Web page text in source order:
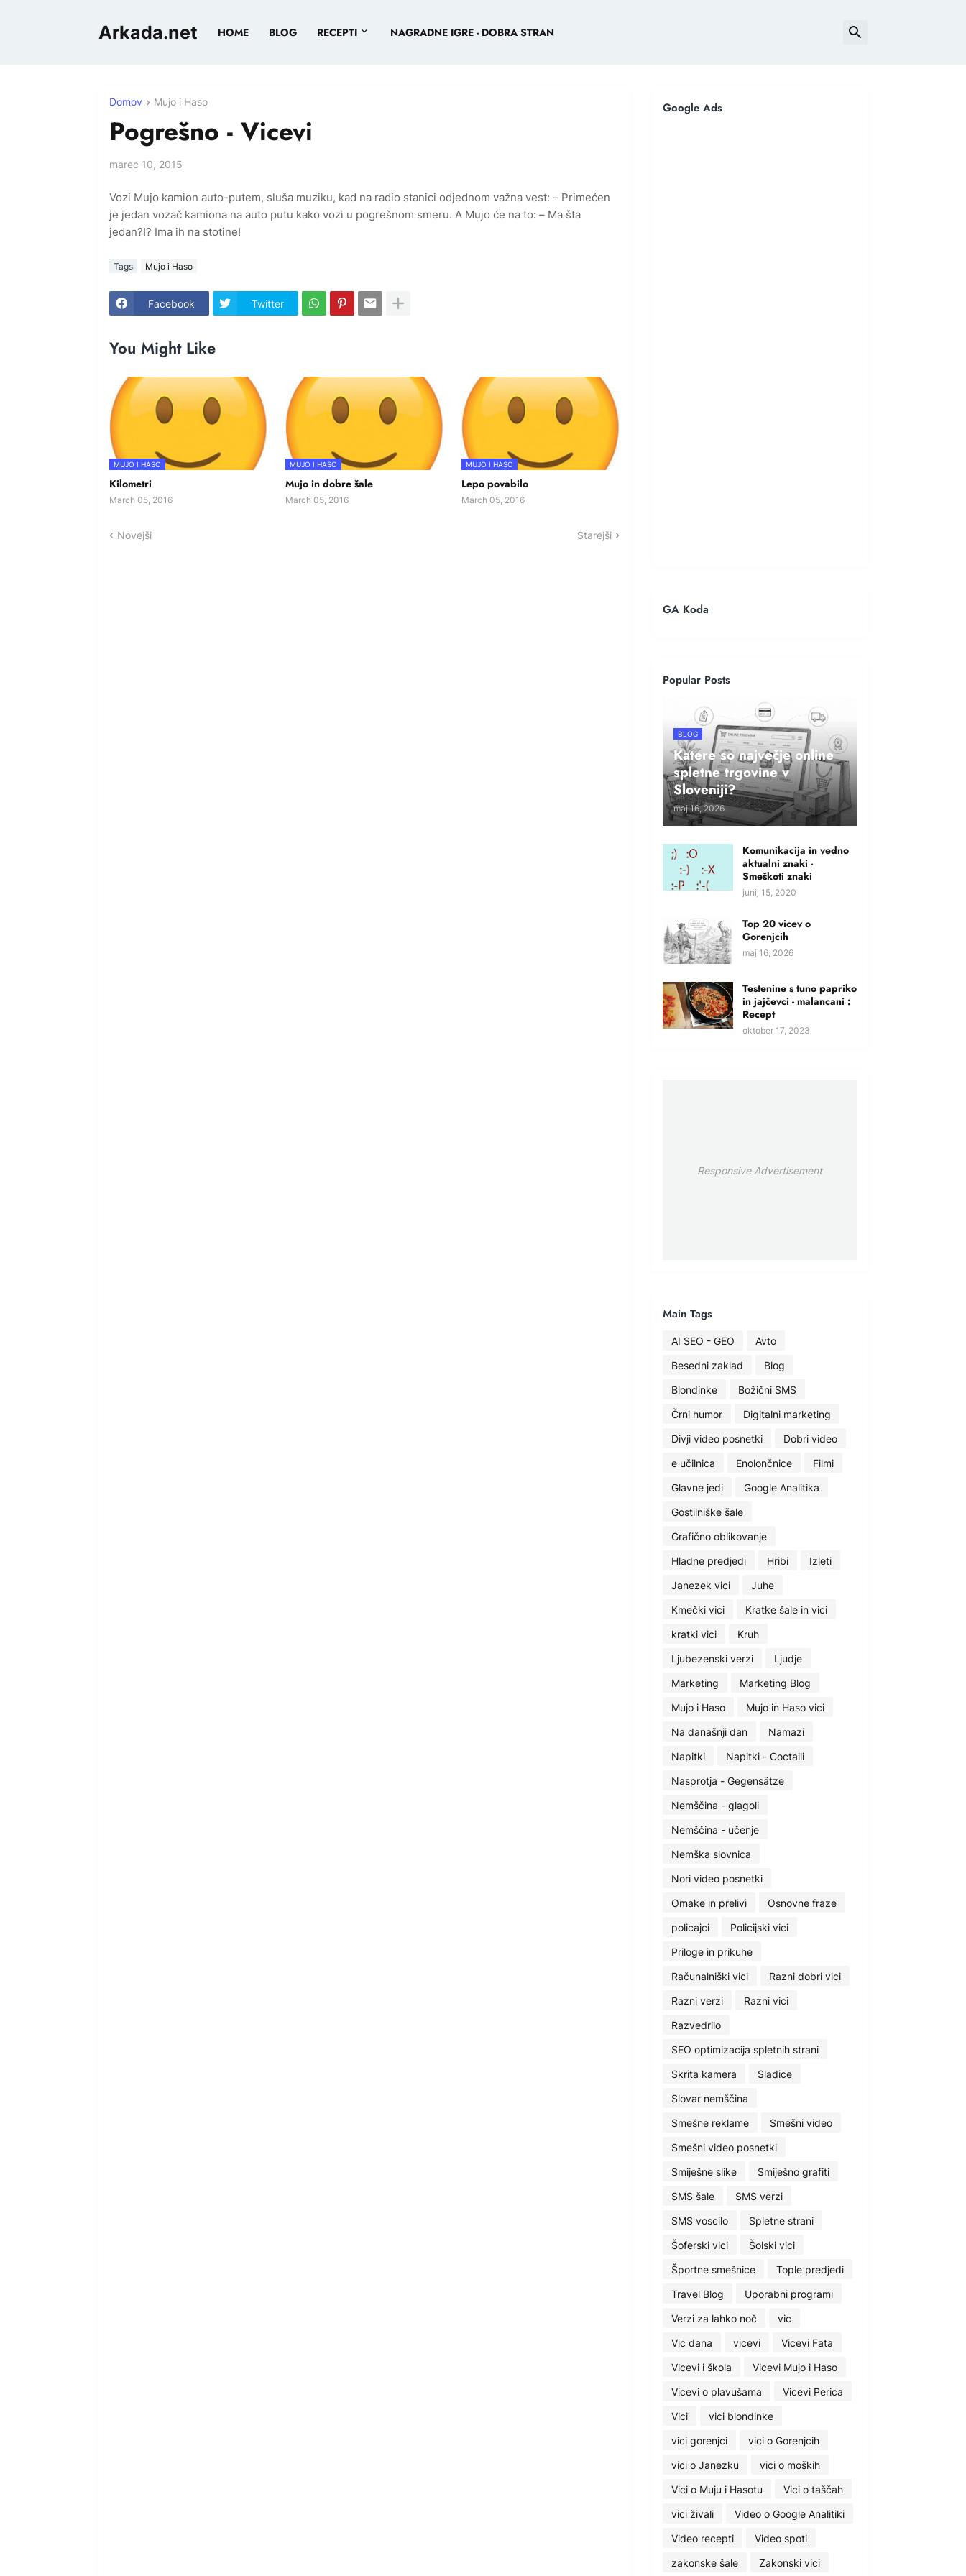
Arkada.net HOME BLOG RECEPTI NAGRADNE IGRE - DOBRA STRAN
Domov Mujo i Haso
Pogrešno - Vicevi
marec 10, 2015
Vozi Mujo kamion auto-putem, sluša muziku, kad na radio stanici odjednom važna vest: – Primećen
je jedan vozač kamiona na auto putu kako vozi u pogrešnom smeru. A Mujo će na to: – Ma šta
jedan?!? Ima ih na stotine!
Tags Mujo i Haso
Facebook Twitter
You Might Like
MUJO I HASO
Kilometri
March 05, 2016
MUJO I HASO
Mujo in dobre šale
March 05, 2016
MUJO I HASO
Lepo povabilo
March 05, 2016
Novejši Starejši
Google Ads
GA Koda
Popular Posts
BLOG
Katere so največje online
spletne trgovine v
Sloveniji?
maj 16, 2026
Komunikacija in vedno
aktualni znaki -
Smeškoti znaki
junij 15, 2020
Top 20 vicev o
Gorenjcih
maj 16, 2026
Testenine s tuno papriko
in jajčevci - malancani :
Recept
oktober 17, 2023
Responsive Advertisement
Main Tags
AI SEO - GEO
Avto
Besedni zaklad
Blog
Blondinke
Božični SMS
Črni humor
Digitalni marketing
Divji video posnetki
Dobri video
e učilnica
Enolončnice
Filmi
Glavne jedi
Google Analitika
Gostilniške šale
Grafično oblikovanje
Hladne predjedi
Hribi
Izleti
Janezek vici
Juhe
Kmečki vici
Kratke šale in vici
kratki vici
Kruh
Ljubezenski verzi
Ljudje
Marketing
Marketing Blog
Mujo i Haso
Mujo in Haso vici
Na današnji dan
Namazi
Napitki
Napitki - Coctaili
Nasprotja - Gegensätze
Nemščina - glagoli
Nemščina - učenje
Nemška slovnica
Nori video posnetki
Omake in prelivi
Osnovne fraze
policajci
Policijski vici
Priloge in prikuhe
Računalniški vici
Razni dobri vici
Razni verzi
Razni vici
Razvedrilo
SEO optimizacija spletnih strani
Skrita kamera
Sladice
Slovar nemščina
Smešne reklame
Smešni video
Smešni video posnetki
Smiješne slike
Smiješno grafiti
SMS šale
SMS verzi
SMS voscilo
Spletne strani
Šoferski vici
Šolski vici
Športne smešnice
Tople predjedi
Travel Blog
Uporabni programi
Verzi za lahko noč
vic
Vic dana
vicevi
Vicevi Fata
Vicevi i škola
Vicevi Mujo i Haso
Vicevi o plavušama
Vicevi Perica
Vici
vici blondinke
vici gorenjci
vici o Gorenjcih
vici o Janezku
vici o moških
Vici o Muju i Hasotu
Vici o taščah
vici živali
Video o Google Analitiki
Video recepti
Video spoti
zakonske šale
Zakonski vici